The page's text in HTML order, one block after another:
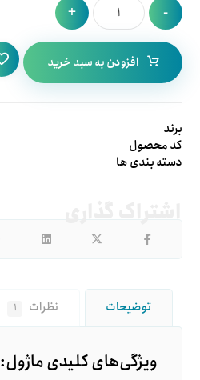
-
+
افزودن به سبد خرید
برند
کد محصول
دسته بندی ها
توضیحات نظرات ۱
ویژگی‌های کلیدی ماژول: